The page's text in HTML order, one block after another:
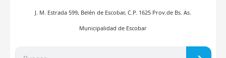
J. M. Estrada 599, Belén de Escobar, C.P. 1625 Prov.de Bs. As.
Municipalidad de Escobar